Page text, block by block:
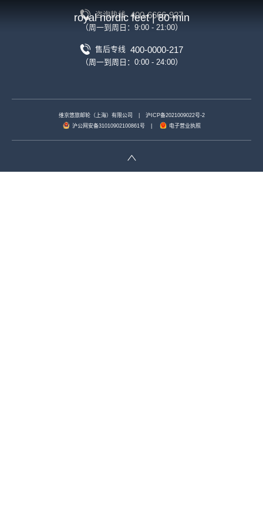
royal nordic feet | 80 min
咨询热线 400-6666-927
（周一到周日：9:00 - 21:00）
售后专线 400-0000-217
（周一到周日：0:00 - 24:00）
维京悠旅邮轮（上海）有限公司
沪ICP备2021009022号-2
沪公网安备31010902100861号
电子营业执照